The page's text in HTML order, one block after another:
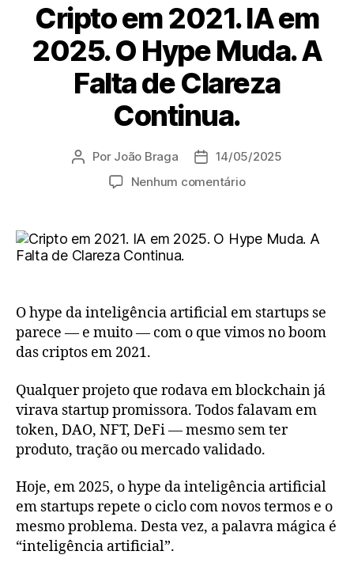
Cripto em 2021. IA em
2025. O Hype Muda. A
Falta de Clareza
Continua.
Por João Braga
14/05/2025
Nenhum comentário
O hype da inteligência artificial em startups se
parece — e muito — com o que vimos no boom
das criptos em 2021.
Qualquer projeto que rodava em blockchain já
virava startup promissora. Todos falavam em
token, DAO, NFT, DeFi — mesmo sem ter
produto, tração ou mercado validado.
Hoje, em 2025, o hype da inteligência artificial
em startups repete o ciclo com novos termos e o
mesmo problema. Desta vez, a palavra mágica é
“inteligência artificial”.